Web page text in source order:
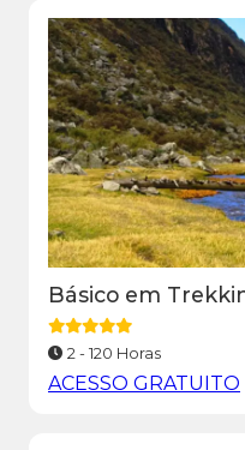
Básico em
2 - 120 Horas
ACESSO GRATUITO